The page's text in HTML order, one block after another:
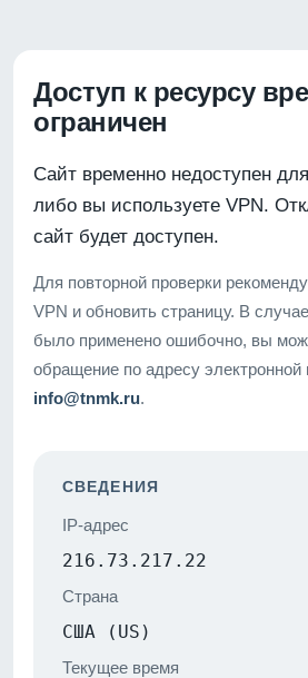
Доступ к ресурсу
ограничен
Сайт временно недоступен
либо вы используете VPN.
сайт будет доступен.
Для повторной проверки
VPN и обновить страницу. В
было применено ошибочно, вы
обращение по адресу электронной
info@tnmk.ru.
СВЕДЕНИЯ
IP-адрес
216.73.217.22
Страна
США (US)
Текущее время